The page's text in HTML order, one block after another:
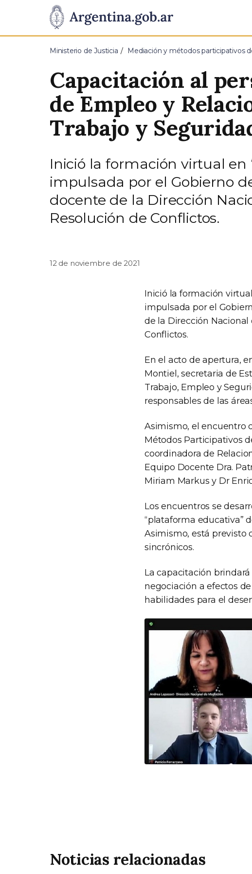
Presidencia
de
Pasar al contenido principal
Ministerio de Justicia Mediación y métodos participativos
Capacitación al
de Empleo y
Trabajo y
Inició la formación virtual en
impulsada por el Gobierno
docente de la Dirección
Resolución de Conflictos.
12 de noviembre de 2021
Inició la formación
impulsada por el
de la Dirección
Conflictos.
En el acto de apertura,
Montiel, secretaria de
Trabajo, Empleo y
responsables de las
Asimismo, el encuentro
Métodos Participativos
coordinadora de
Equipo Docente Dra.
Miriam Markus y Dr
Los encuentros se
“plataforma educativa”
Asimismo, está previsto
sincrónicos.
La capacitación
negociación a efectos
habilidades para el
Noticias relacionadas